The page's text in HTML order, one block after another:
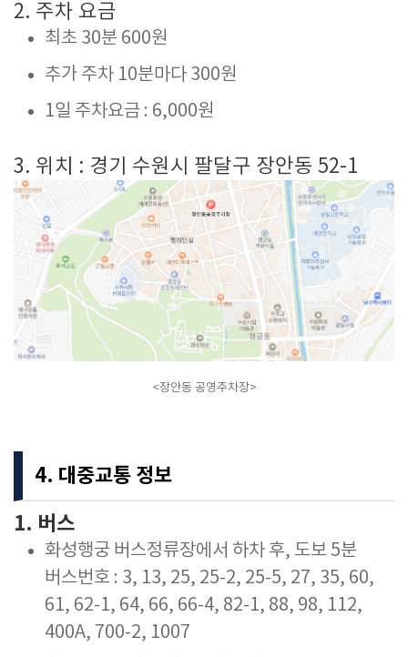
2. 주차 요금
최초 30분 600원
추가 주차 10분마다 300원
1일 주차요금 : 6,000원
3. 위치 : 경기 수원시 팔달구 장안동 52-1
<장안동 공영주차장>
4. 대중교통 정보
1. 버스
화성행궁 버스정류장에서 하차 후, 도보 5분
버스번호 : 3, 13, 25, 25-2, 25-5, 27, 35, 60,
61, 62-1, 64, 66, 66-4, 82-1, 88, 98, 112,
400A, 700-2, 1007